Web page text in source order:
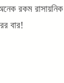
রকম রাসায়নিক
বার!